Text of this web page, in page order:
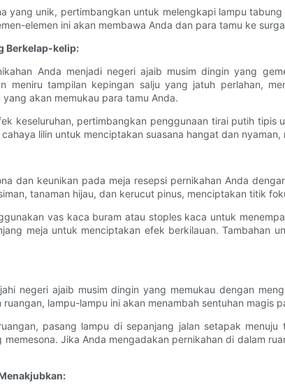
yang unik, pertimbangkan untuk melengkapi lampu
elemen ini akan membawa Anda dan para tamu ke
Berkelap-kelip:
Anda menjadi negeri ajaib musim dingin yang
meniru tampilan kepingan salju yang jatuh perlahan,
akan memukau para tamu Anda.
keseluruhan, pertimbangkan penggunaan tirai putih
lilin untuk menciptakan suasana hangat dan
dan keunikan pada meja resepsi pernikahan Anda
tanaman hijau, dan kerucut pinus, menciptakan titik
vas kaca buram atau stoples kaca untuk
meja untuk menciptakan efek berkilauan. Tambahan
negeri ajaib musim dingin yang memukau dengan
lampu-lampu ini akan menambah sentuhan magis
pasang lampu di sepanjang jalan setapak
memesona. Jika Anda mengadakan pernikahan di dalam